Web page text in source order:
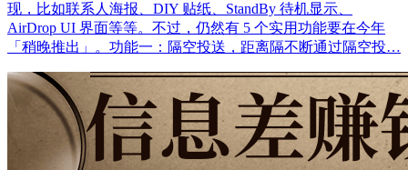
现，比如联系人海报、DIY 贴纸、StandBy 待机显示、
AirDrop UI 界面等等。不过，仍然有 5 个实用功能要在今年
「稍晚推出」。功能一：隔空投送，距离隔不断通过隔空投…